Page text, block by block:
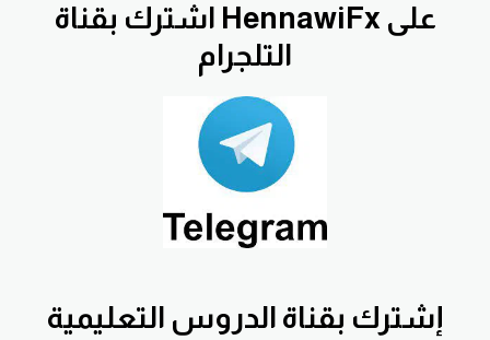
اشترك بقناة HennawiFx على
التلجرام
إشترك بقناة الدروس التعليمية